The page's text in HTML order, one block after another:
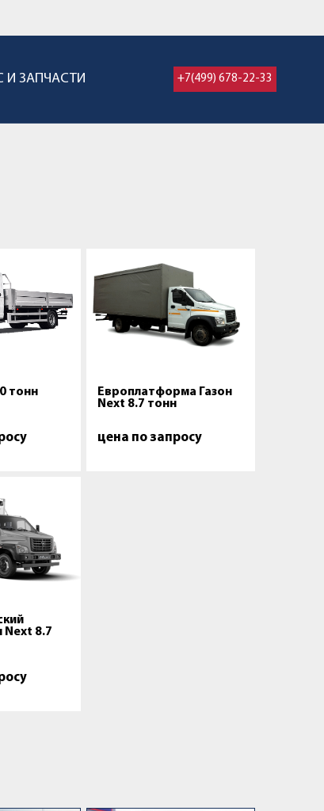
И ЗАПЧАСТИ +7(499) 678-22-33
тонн
Европлатформа Газон
Next 8.7 тонн
цена по запросу
Next 8.7